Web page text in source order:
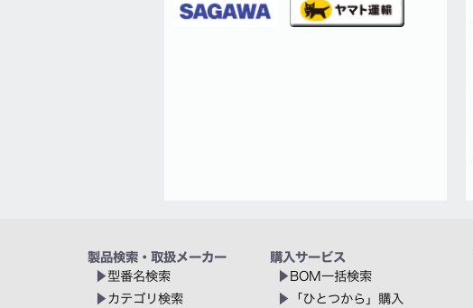
製品検索・取扱メーカー
型番名検索
カテゴリ検索
購入サービス
BOM一括検索
「ひとつから」購入